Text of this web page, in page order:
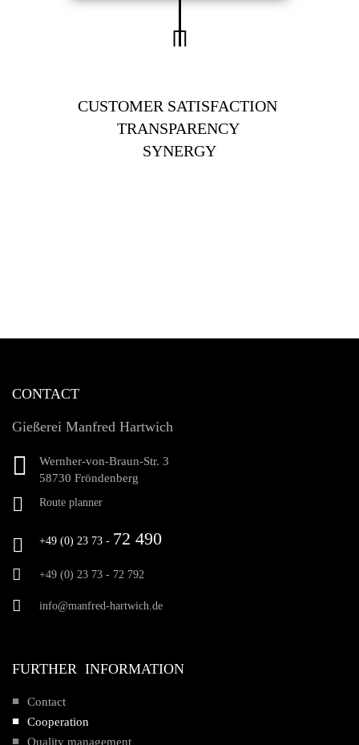
CONTACT
Gießerei Manfred Hartwich
Wernher-von-Braun-Str. 3
58730 Fröndenberg
Route planner
+49 (0) 23 73 - 72 490
+49 (0) 23 73 - 72 792
info@manfred-hartwich.de
FURTHER INFORMATION
Contact
Cooperation
Quality management